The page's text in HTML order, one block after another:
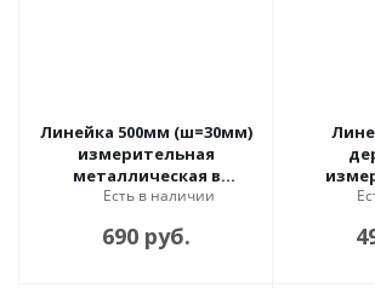
Линейка 500мм (ш=30мм)
измерительная
металлическая в
упаковке
Есть в наличии
690 руб.